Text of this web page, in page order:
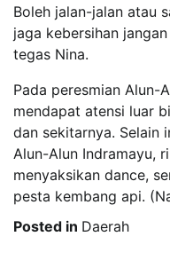
Boleh jalan-jalan atau
jaga kebersihan
tegas Nina.
Pada peresmian Alun-
mendapat atensi luar
dan sekitarnya. Selain
Alun-Alun Indramayu,
menyaksikan dance,
pesta kembang api.
Posted in Daerah